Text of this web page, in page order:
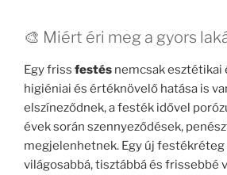
🎨 Miért éri meg a gyors
Egy friss festés nemcsak esztétikai
higiéniai és értéknövelő hatása is
elszíneződnek, a festék idővel
évek során szennyeződések,
megjelenhetnek. Egy új festékréteg
világosabbá, tisztábbá és frissebbé